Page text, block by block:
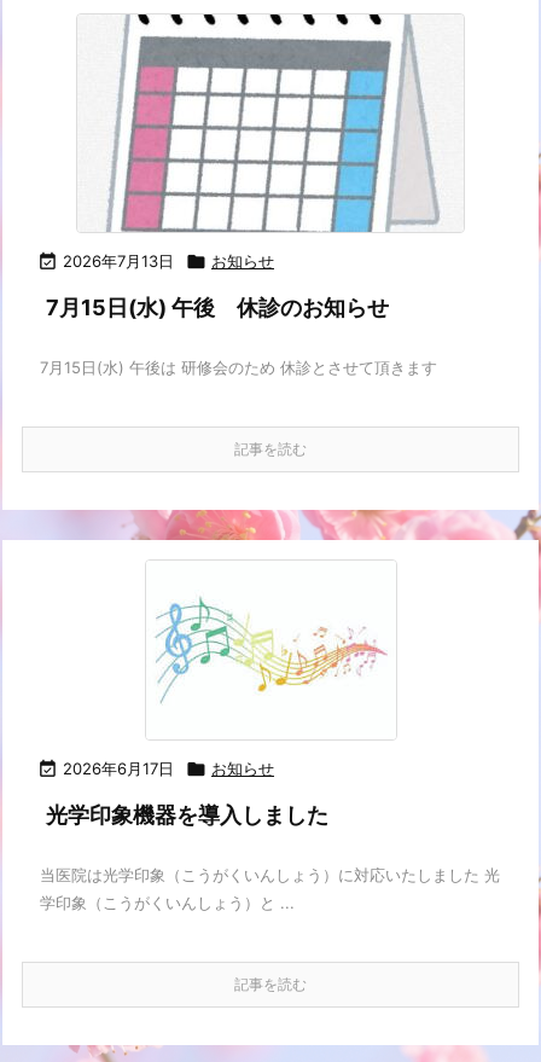
 2026年7月13日  お知らせ
7月15日(水) 午後 休診のお知らせ
7月15日(水) 午後は 研修会のため 休診とさせて頂きます
記事を読む
 2026年6月17日  お知らせ
光学印象機器を導入しました
当医院は光学印象（こうがくいんしょう）に対応いたしました 光
学印象（こうがくいんしょう）と ...
記事を読む